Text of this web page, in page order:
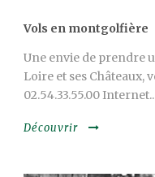
Vols en montgolfière
Une envie de prendre
Loire et ses Châteaux,
02.54.33.55.00
Découvrir